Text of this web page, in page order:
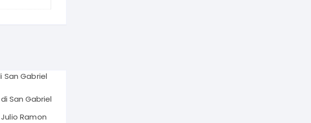
San Gabriel
Julio Ramon